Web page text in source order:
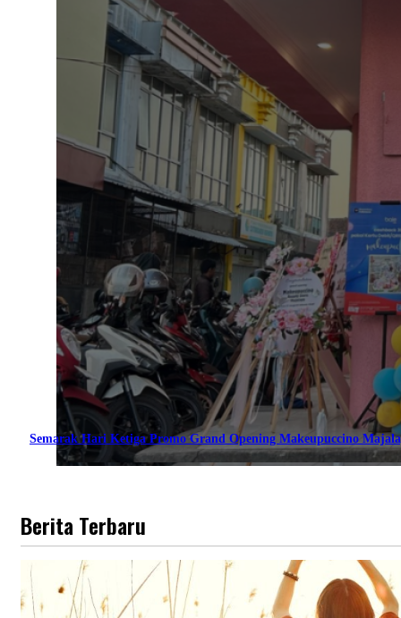
Semarak Hari Ketiga Promo Grand Opening Makeupuccino
Berita Terbaru